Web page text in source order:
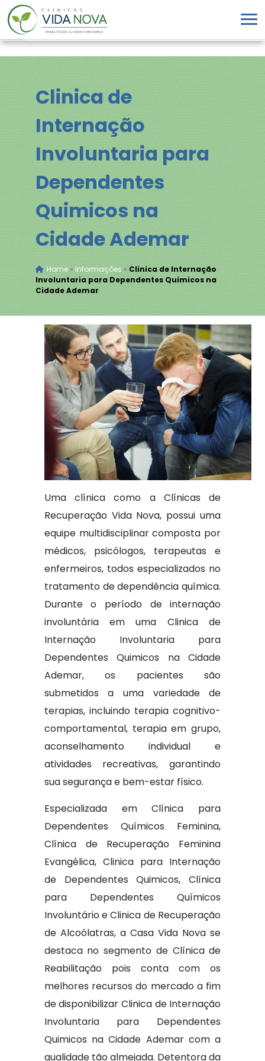
Clinica de
Internação
Involuntaria para
Dependentes
Quimicos na
Cidade Ademar
Home» Informações » Clinica de Internação
Involuntaria para Dependentes Quimicos na
Cidade Ademar
Uma clínica como a Clínicas de
Recuperação Vida Nova, possui uma
equipe multidisciplinar composta por
médicos, psicólogos, terapeutas e
enfermeiros, todos especializados no
tratamento de dependência química.
Durante o período de internação
involuntária em uma Clinica de
Internação Involuntaria para
Dependentes Quimicos na Cidade
Ademar, os pacientes são
submetidos a uma variedade de
terapias, incluindo terapia cognitivo-
comportamental, terapia em grupo,
aconselhamento individual e
atividades recreativas, garantindo
sua segurança e bem-estar físico.
Especializada em Clínica para
Dependentes Químicos Feminina,
Clínica de Recuperação Feminina
Evangélica, Clinica para Internação
de Dependentes Quimicos, Clínica
para Dependentes Químicos
Involuntário e Clinica de Recuperação
de Alcoólatras, a Casa Vida Nova se
destaca no segmento de Clínica de
Reabilitação pois conta com os
melhores recursos do mercado a fim
de disponibilizar Clinica de Internação
Involuntaria para Dependentes
Quimicos na Cidade Ademar com a
qualidade tão almejada. Detentora da